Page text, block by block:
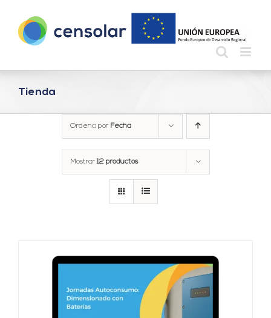
contenido
Tienda
Ordena por Fecha
Mostrar12 productos